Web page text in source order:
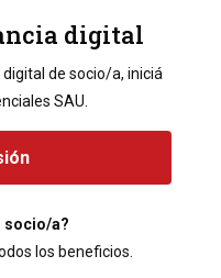
digital
de socio/a, iniciá
SAU.
socio/a?
los beneficios.